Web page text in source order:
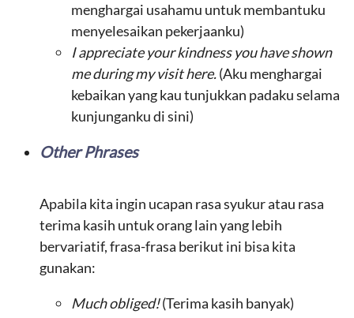
menghargai usahamu untuk membantuku
menyelesaikan pekerjaanku)
I appreciate your kindness you have shown
me during my visit here.(Aku menghargai
kebaikan yang kau tunjukkan padaku selama
kunjunganku di sini)
Other Phrases
Apabila kita ingin ucapan rasa syukur atau rasa
terima kasih untuk orang lain yang lebih
bervariatif, frasa-frasa berikut ini bisa kita
gunakan:
Much obliged!(Terima kasih banyak)